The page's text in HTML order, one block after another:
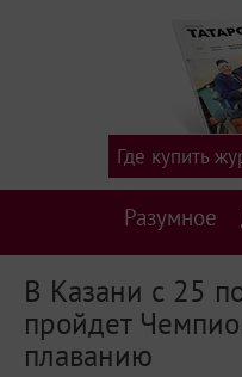
Разумное
Где купить
В Казани с 25
пройдет
плаванию